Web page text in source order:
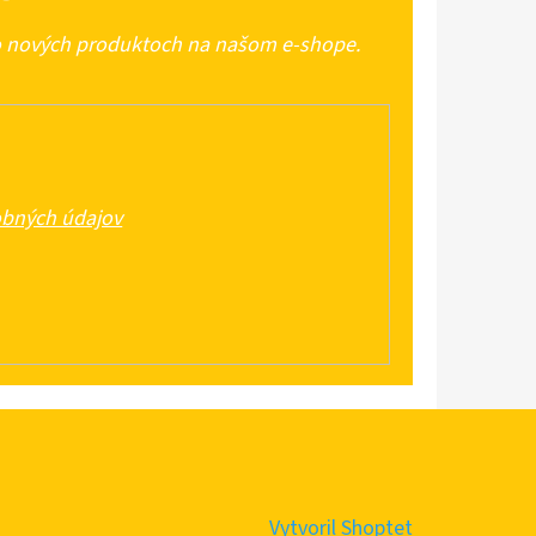
produktoch na našom e-shope.
údajov
Vytvoril Shoptet